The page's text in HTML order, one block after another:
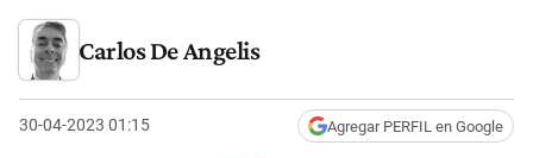
Carlos De Angelis
30-04-2023 01:15 Agregar PERFIL en Google